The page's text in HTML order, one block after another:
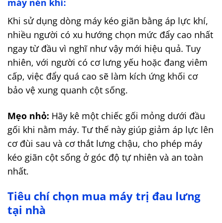
máy nén khí:
Khi sử dụng dòng máy kéo giãn bằng áp lực khí,
nhiều người có xu hướng chọn mức đẩy cao nhất
ngay từ đầu vì nghĩ như vậy mới hiệu quả. Tuy
nhiên, với người có cơ lưng yếu hoặc đang viêm
cấp, việc đẩy quá cao sẽ làm kích ứng khối cơ
bảo vệ xung quanh cột sống.
Mẹo nhỏ: Hãy kê một chiếc gối mỏng dưới đầu
gối khi nằm máy. Tư thế này giúp giảm áp lực lên
cơ đùi sau và cơ thắt lưng chậu, cho phép máy
kéo giãn cột sống ở góc độ tự nhiên và an toàn
nhất.
Tiêu chí chọn mua máy trị đau lưng
tại nhà